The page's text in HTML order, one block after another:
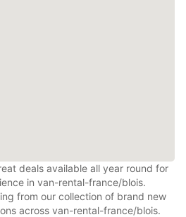
deals available all year round for
in van-rental-france/blois.
from our collection of brand new
across van-rental-france/blois.